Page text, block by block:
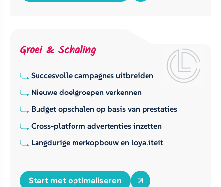
Groei & Schaling
Succesvolle campagnes uitbreiden
Nieuwe doelgroepen verkennen
Budget opschalen op basis van prestaties
Cross-platform advertenties inzetten
Langdurige merkopbouw en loyaliteit
Start met optimaliseren